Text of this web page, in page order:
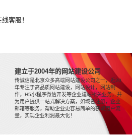
客服！
建立于2004年的网站建设公司
传诚信是北京众多高端网站建设公司之一，近20
年专注于高品质网站建设，网站设计，网站制
作，H5小程序微信开发等企业建站相关业务，并
为用户提供一站式解决方案，如域名注册，企业
邮箱等服务，帮助企业更容易简单的获取用户流
量，实现企业利润最大化！